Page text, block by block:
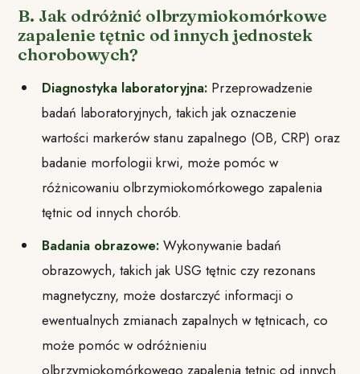
B. Jak odróżnić olbrzymiokomórkowe
zapalenie tętnic od innych jednostek
chorobowych?
Diagnostyka laboratoryjna: Przeprowadzenie
badań laboratoryjnych, takich jak oznaczenie
wartości markerów stanu zapalnego (OB, CRP) oraz
badanie morfologii krwi, może pomóc w
różnicowaniu olbrzymiokomórkowego zapalenia
tętnic od innych chorób.
Badania obrazowe:Wykonywanie badań
obrazowych, takich jak USG tętnic czy rezonans
magnetyczny, może dostarczyć informacji o
ewentualnych zmianach zapalnych w tętnicach, co
może pomóc w odróżnieniu
olbrzymiokomórkowego zapalenia tętnic od innych